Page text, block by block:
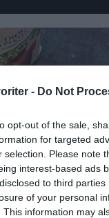
- Do Not
opt-out of the sale,
for targeted
selection. Please note
interest-based ads
to third
of your personal
This information may